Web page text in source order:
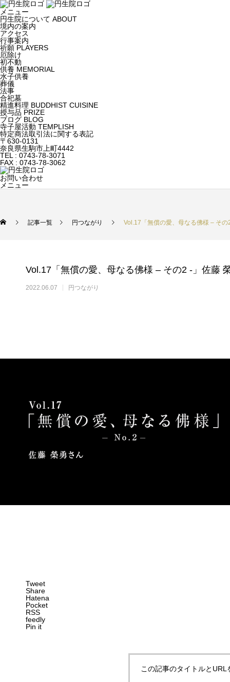
メニュー
円生院について ABOUT
境内の案内
アクセス
行事案内
祈願 PLAYERS
厄除け
初不動
供養 MEMORIAL
水子供養
葬儀
法事
合祀墓
精進料理 BUDDHIST CUISINE
授与品 PRIZE
ブログ BLOG
寺子屋活動 TEMPLISH
特定商法取引法に関する表記
〒630-0131
奈良県生駒市上町4442
TEL : 0743-78-3071
FAX : 0743-78-3062
お問い合わせ
メニュー
記事一覧 円つながり Vol.17「無償の愛、母なる佛様 – そ
Vol.17「無償の愛、母なる佛様 – その2 -」佐藤
2022.06.07 円つながり
Tweet
Share
Hatena
Pocket
RSS
feedly
Pin it
この記事のタイトルとURL